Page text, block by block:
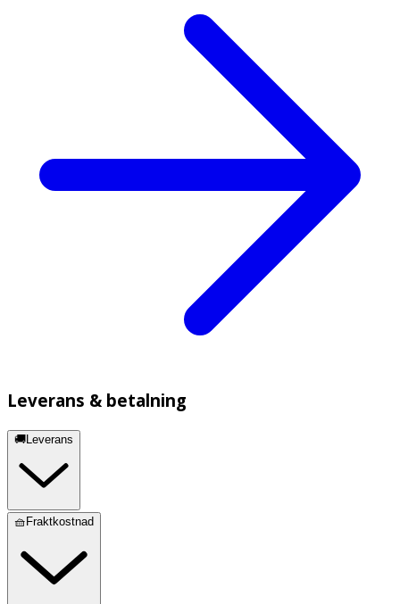
Leverans & betalning
🚚Leverans
🧺Fraktkostnad